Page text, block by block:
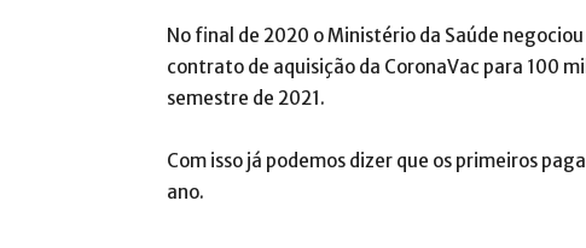
No final de 2020 oMinistério da Saúde
contrato de aquisição da CoronaVac para 100
semestre de 2021.
Com isso já podemos dizer que os primeiros
ano.